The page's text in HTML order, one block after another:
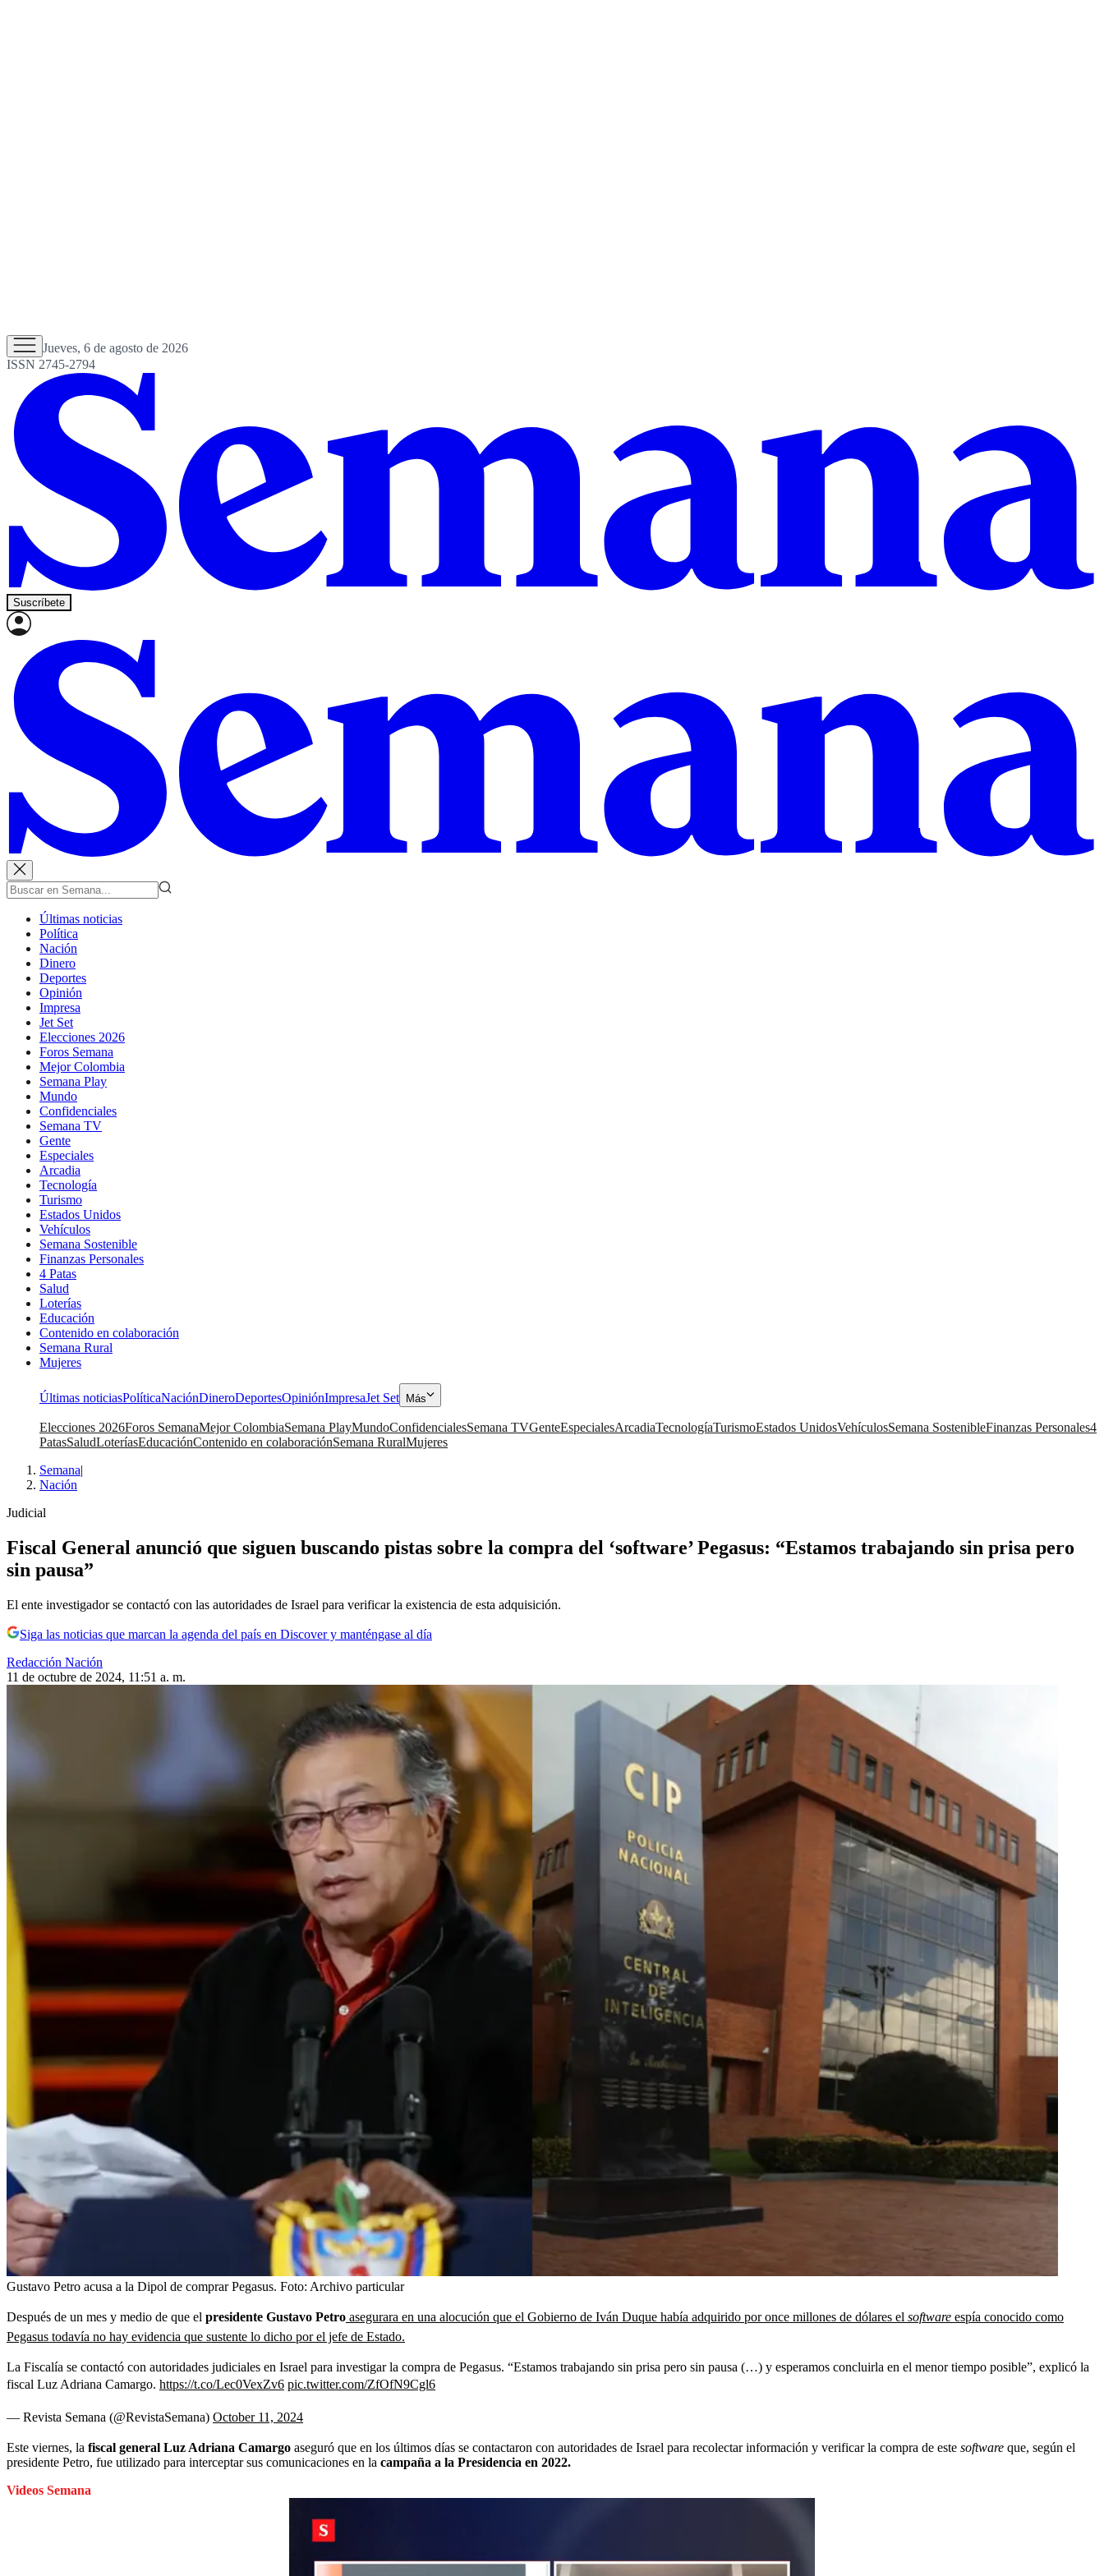
Jueves, 6 de agosto de 2026
ISSN 2745-2794
Suscríbete
Últimas noticias
Política
Nación
Dinero
Deportes
Opinión
Impresa
Jet Set
Elecciones 2026
Foros Semana
Mejor Colombia
Semana Play
Mundo
Confidenciales
Semana TV
Gente
Especiales
Arcadia
Tecnología
Turismo
Estados Unidos
Vehículos
Semana Sostenible
Finanzas Personales
4 Patas
Salud
Loterías
Educación
Contenido en colaboración
Semana Rural
Mujeres
Últimas noticiasPolíticaNaciónDineroDeportesOpiniónImpresaJet Set Más
Elecciones 2026Foros SemanaMejor ColombiaSemana PlayMundoConfidencialesSemana TVGenteEspecialesArcadiaTecnologíaTurismoEstados UnidosVehículosSemana SostenibleFinanzas Personales4
PatasSaludLoteríasEducaciónContenido en colaboraciónSemana RuralMujeres
Semana|
Nación
Judicial
Fiscal General anunció que siguen buscando pistas sobre la compra del ‘software’ Pegasus: “Estamos trabajando sin prisa pero
sin pausa”
El ente investigador se contactó con las autoridades de Israel para verificar la existencia de esta adquisición.
Siga las noticias que marcan la agenda del país en Discover y manténgase al día
Redacción Nación
11 de octubre de 2024, 11:51 a. m.
Gustavo Petro acusa a la Dipol de comprar Pegasus. Foto: Archivo particular
Después de un mes y medio de que el presidente Gustavo Petro asegurara en una alocución que el Gobierno de Iván Duque había adquirido por once millones de dólares el software espía conocido como
Pegasus todavía no hay evidencia que sustente lo dicho por el jefe de Estado.
La Fiscalía se contactó con autoridades judiciales en Israel para investigar la compra de Pegasus. “Estamos trabajando sin prisa pero sin pausa (…) y esperamos concluirla en el menor tiempo posible”, explicó la
fiscal Luz Adriana Camargo. https://t.co/Lec0VexZv6 pic.twitter.com/ZfOfN9Cgl6
— Revista Semana (@RevistaSemana) October 11, 2024
Este viernes, la fiscal general Luz Adriana Camargo aseguró que en los últimos días se contactaron con autoridades de Israel para recolectar información y verificar la compra de este software que, según el
presidente Petro, fue utilizado para interceptar sus comunicaciones en la campaña a la Presidencia en 2022.
Videos Semana